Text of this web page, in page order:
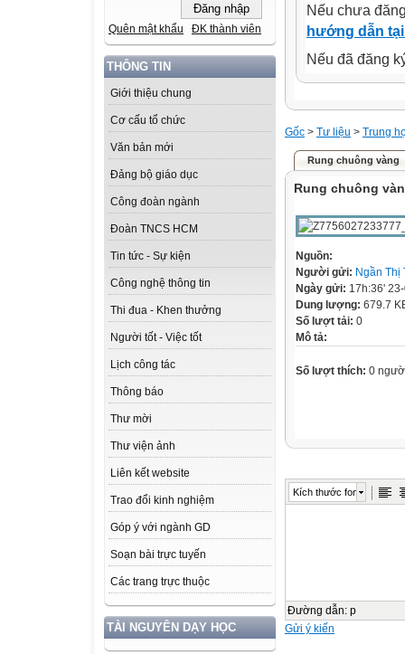
Quên mật khẩu ĐK thành viên
THÔNG TIN
Giới thiệu chung
Cơ cấu tổ chức
Văn bản mới
Đảng bộ giáo dục
Công đoàn ngành
Đoàn TNCS HCM
Tin tức - Sự kiện
Công nghệ thông tin
Thi đua - Khen thưởng
Người tốt - Việc tốt
Lịch công tác
Thông báo
Thư mời
Thư viện ảnh
Liên kết website
Trao đổi kinh nghiệm
Góp ý với ngành GD
Soạn bài trực tuyến
Các trang trực thuộc
TÀI NGUYÊN DẠY HỌC
Nếu chưa
hướng dẫn
Nếu đã đăng
Gốc > Tư liệu > Trung
Rung chuông vàng
Rung chuông
Nguồn:
Người gửi: Ngần Thị
Ngày gửi: 17h:36'
Dung lượng: 679.7
Số lượt tải: 0
Mô tả:
Số lượt thích: 0
Kích thước font
Đường dẫn: p
Gửi ý kiến